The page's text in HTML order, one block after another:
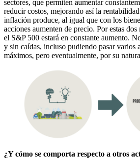
sectores, que permiten aumentar
reducir costos, mejorando así la
inflación produce, al igual que con los
acciones aumenten de precio. Por estas
el S&P 500 estará en constante aumento.
y sin caídas, incluso pudiendo pasar varios
máximos, pero eventualmente, por su
¿Y cómo se comporta respecto a otros